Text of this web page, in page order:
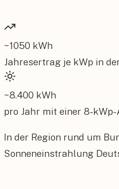
~1050 kWh
Jahresertrag je kWp in
~8.400 kWh
pro Jahr mit einer 8-kWp-
In der Region rund um
Sonneneinstrahlung